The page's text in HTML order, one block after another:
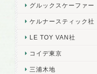
グルックスケーファー
ケルナースティック社
LE TOY VAN社
コイデ東京
三浦木地